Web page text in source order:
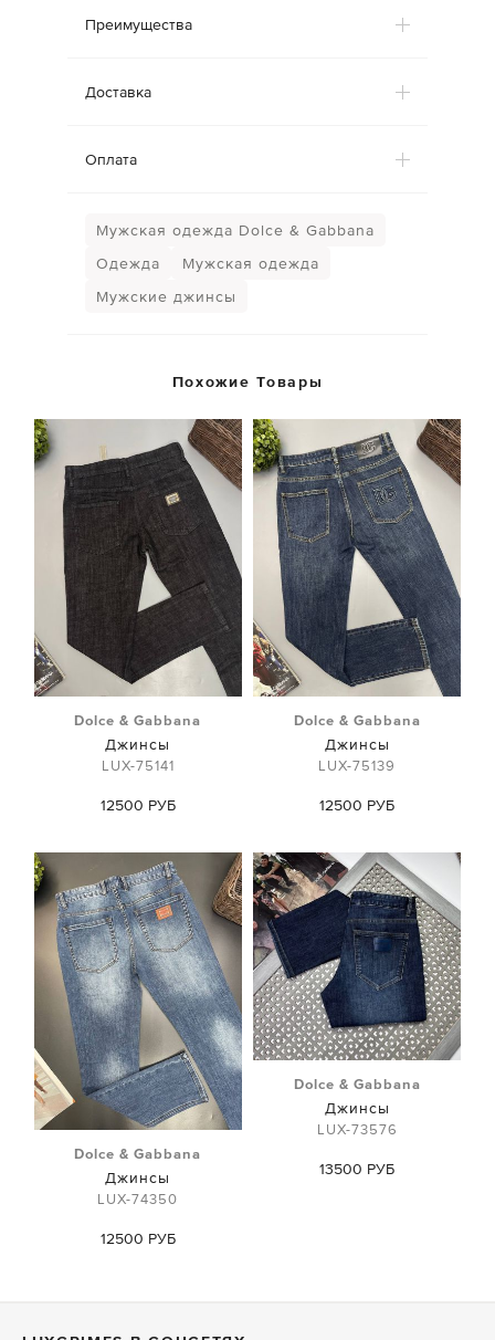
Преимущества
Доставка
Оплата
Мужская одежда Dolce & Gabbana
Одежда
Мужская одежда
Мужские джинсы
Похожие Товары
Dolce & Gabbana
Джинсы
LUX-75141
12500 РУБ
Dolce & Gabbana
Джинсы
LUX-75139
12500 РУБ
Dolce & Gabbana
Джинсы
LUX-74350
12500 РУБ
Dolce & Gabbana
Джинсы
LUX-73576
13500 РУБ